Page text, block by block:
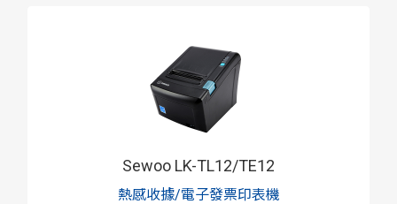
Sewoo LK-TL12/TE12
熱感收據/電子發票印表機